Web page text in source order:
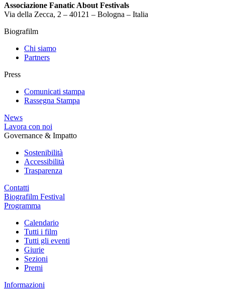
Associazione Fanatic About Festivals
Via della Zecca, 2 – 40121 – Bologna – Italia
Biografilm
Chi siamo
Partners
Press
Comunicati stampa
Rassegna Stampa
News
Lavora con noi
Governance & Impatto
Sostenibilità
Accessibilità
Trasparenza
Contatti
Biografilm Festival
Programma
Calendario
Tutti i film
Tutti gli eventi
Giurie
Sezioni
Premi
Informazioni